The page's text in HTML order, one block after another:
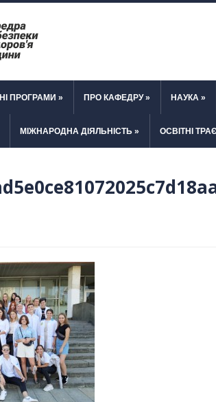
ПРОГРАМИ » ПРО КАФЕДРУ» НАУКА »
МІЖНАРОДНА ДІЯЛЬНІСТЬ » ОСВІТНІ